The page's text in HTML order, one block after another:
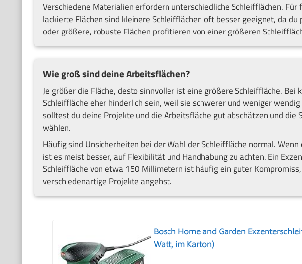
Verschiedene Materialien erfordern unterschiedliche Schleifflächen.
lackierte Flächen sind kleinere Schleifflächen oft besser geeignet, da
oder größere, robuste Flächen profitieren von einer größeren
Wie groß sind deine Arbeitsflächen?
Je größer die Fläche, desto sinnvoller ist eine größere Schleiffläche. Bei
Schleiffläche eher hinderlich sein, weil sie schwerer und weniger
solltest du deine Projekte und die Arbeitsfläche gut abschätzen und die
wählen.
Häufig sind Unsicherheiten bei der Wahl der Schleiffläche normal.
ist es meist besser, auf Flexibilität und Handhabung zu achten. Ein
Schleiffläche von etwa 150 Millimetern ist häufig ein guter
verschiedenartige Projekte angehst.
Bosch Home and Garden
Watt, im Karton)